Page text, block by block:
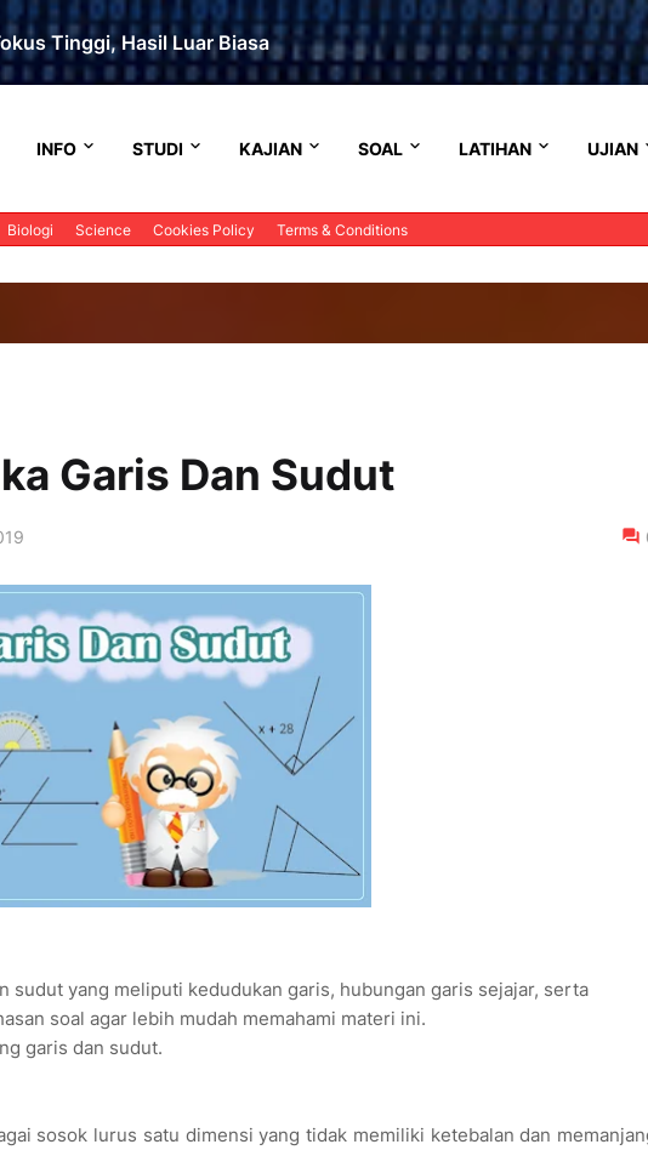
Tinggi, Hasil Luar Biasa
INFO STUDI KAJIAN SOAL LATIHAN UJIAN
Biologi Science Cookies Policy Terms & Conditions
Garis Dan Sudut
yang meliputi kedudukan garis, hubungan garis sejajar, serta
soal agar lebih mudah memahami materi ini.
garis dan sudut.
sosok lurus satu dimensi yang tidak memiliki ketebalan dan